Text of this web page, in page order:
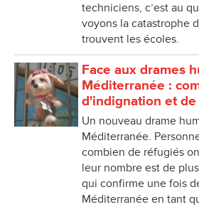
techniciens, c’est au
voyons la catastrophe
trouvent les écoles.
Face aux drames
Méditerranée :
d'indignation et
Un nouveau drame
Méditerranée.
combien de réfugiés
leur nombre est de
qui confirme une fois
Méditerranée en tant